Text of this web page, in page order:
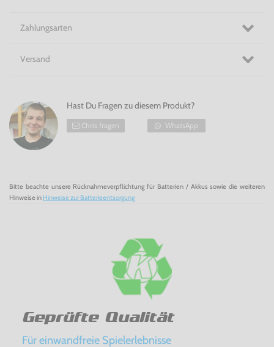
Zahlungsarten
Versand
Hast Du Fragen zu diesem Produkt?
Chris fragen WhatsApp
Bitte beachte unsere Rücknahmeverpflichtung für Batterien / Akkus sowie die weiteren
Hinweise in Hinweise zur Batterieentsorgung
Geprüfte Qualität
Für einwandfreie Spielerlebnisse